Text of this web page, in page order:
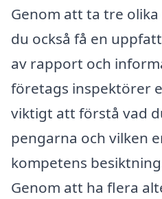
Genom att ta tre
du också få en
av rapport och
företags inspektörer
viktigt att förstå vad
pengarna och vilken
kompetens
Genom att ha flera